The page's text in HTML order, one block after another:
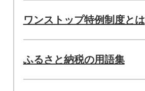
ワンストップ特例制度とは
ふるさと納税の用語集